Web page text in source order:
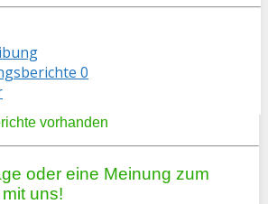
0
vorhanden
oder eine Meinung zum
uns!